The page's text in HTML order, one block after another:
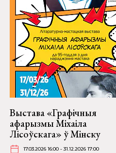
Выстава «Графічныя
афарызмы Міхаіла
Лісоўскага» ў Мінску
17.03.2026 16:00 - 31.12.2026 17:00